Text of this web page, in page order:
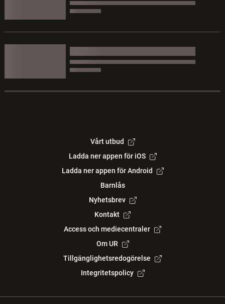
Vårt utbud
Ladda ner appen för iOS
Ladda ner appen för Android
Barnlås
Nyhetsbrev
Kontakt
Access och mediecentraler
Om UR
Tillgänglighetsredogörelse
Integritetspolicy